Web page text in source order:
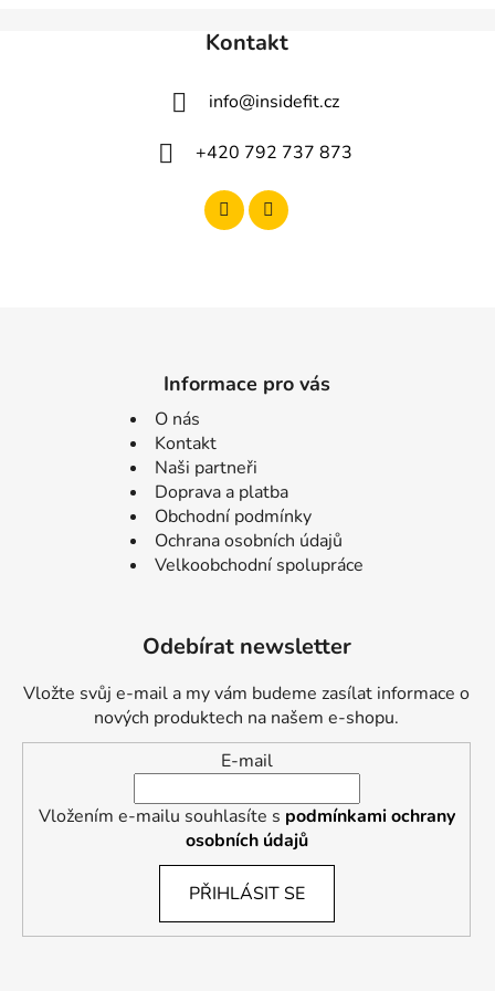
Kontakt
info@insidefit.cz
+420 792 737 873
Informace pro vás
O nás
Kontakt
Naši partneři
Doprava a platba
Obchodní podmínky
Ochrana osobních údajů
Velkoobchodní spolupráce
Odebírat newsletter
Vložte svůj e-mail a my vám budeme zasílat informace o
nových produktech na našem e-shopu.
E-mail
Vložením e-mailu souhlasíte s podmínkami ochrany
osobních údajů
PŘIHLÁSIT SE